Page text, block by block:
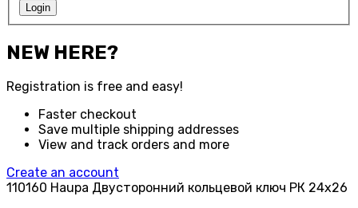
Login
NEW HERE?
Registration is free and easy!
Faster checkout
Save multiple shipping addresses
View and track orders and more
Create an account
110160 Haupa Двусторонний кольцевой ключ РК 24x26